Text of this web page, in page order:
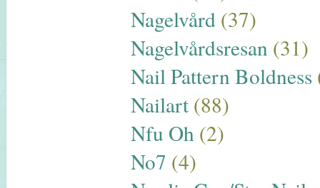
Nagelvård (37)
Nagelvårdsresan (31)
Nail Pattern Boldness
Nailart (88)
Nfu Oh (2)
No7 (4)